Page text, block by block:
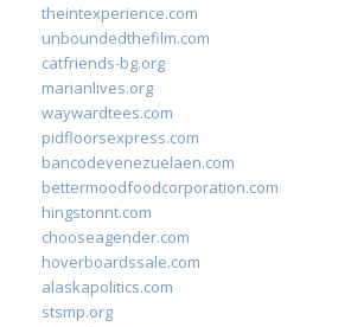
theintexperience.com
unboundedthefilm.com
catfriends-bg.org
marianlives.org
waywardtees.com
pidfloorsexpress.com
bancodevenezuelaen.com
bettermoodfoodcorporation.com
hingstonnt.com
chooseagender.com
hoverboardssale.com
alaskapolitics.com
stsmp.org